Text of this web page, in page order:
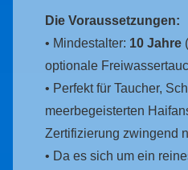
Die Voraussetzungen:
• Mindestalter: 10 Jahre
optionale
• Perfekt für Taucher,
meerbegeisterten
Zertifizierung zwingend
• Da es sich um ein